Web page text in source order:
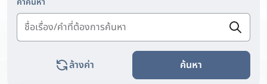
ล้างค่า ค้นหา